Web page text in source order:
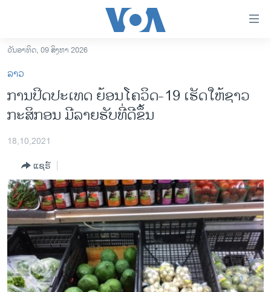
ເຂົ້າ
ຫາ
ຂ້າມ
ຂ້າມ
ຫາ
ອາເມຣິກາ
ຂ່າວ​ຈີນ
ໂລກ
ເອເຊຍ
ອິດສະຫຼະພາບດ້ານການຂ່າວ
ຊີວິດຊາວລາວ
ຊຸມຊົນຊາວລາວ
ວິທະຍາສາດ-ເທັກໂນໂລຈີ
ວັນອາທິດ, 09 ສິງຫາ 2026
ລາວ
ການປິດປະເທດ ຍ້ອນໂຄວິດ-19 ເຮັດໃຫ້ຊາວ
ກະສິກອນ ມີລາຍຮັບທີ່ດີຂຶ້ນ
18,10,2021
ແຊຣ໌